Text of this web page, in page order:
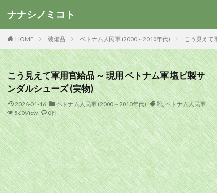
ナナシノミコト
HOME 装備品 ベトナム人民軍 (2000～2010年代) こう見えて
こう見えて軍用官給品 ～ 現用 ベトナム軍 塩ビ製サ
ンダルシューズ (実物)
2026-01-16 ベトナム人民軍 (2000～2010年代) 靴,ベトナム人民軍
560View
0件